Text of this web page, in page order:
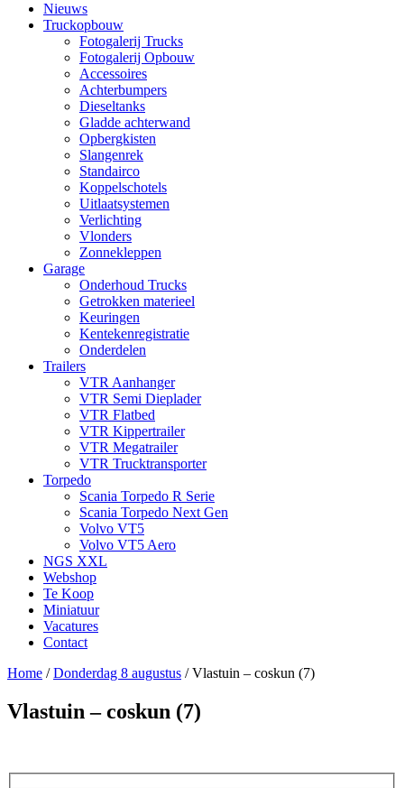
Nieuws
Truckopbouw
Fotogalerij Trucks
Fotogalerij Opbouw
Accessoires
Achterbumpers
Dieseltanks
Gladde achterwand
Opbergkisten
Slangenrek
Standairco
Koppelschotels
Uitlaatsystemen
Verlichting
Vlonders
Zonnekleppen
Garage
Onderhoud Trucks
Getrokken materieel
Keuringen
Kentekenregistratie
Onderdelen
Trailers
VTR Aanhanger
VTR Semi Dieplader
VTR Flatbed
VTR Kippertrailer
VTR Megatrailer
VTR Trucktransporter
Torpedo
Scania Torpedo R Serie
Scania Torpedo Next Gen
Volvo VT5
Volvo VT5 Aero
NGS XXL
Webshop
Te Koop
Miniatuur
Vacatures
Contact
Home /Donderdag 8 augustus /Vlastuin – coskun (7)
Vlastuin – coskun (7)